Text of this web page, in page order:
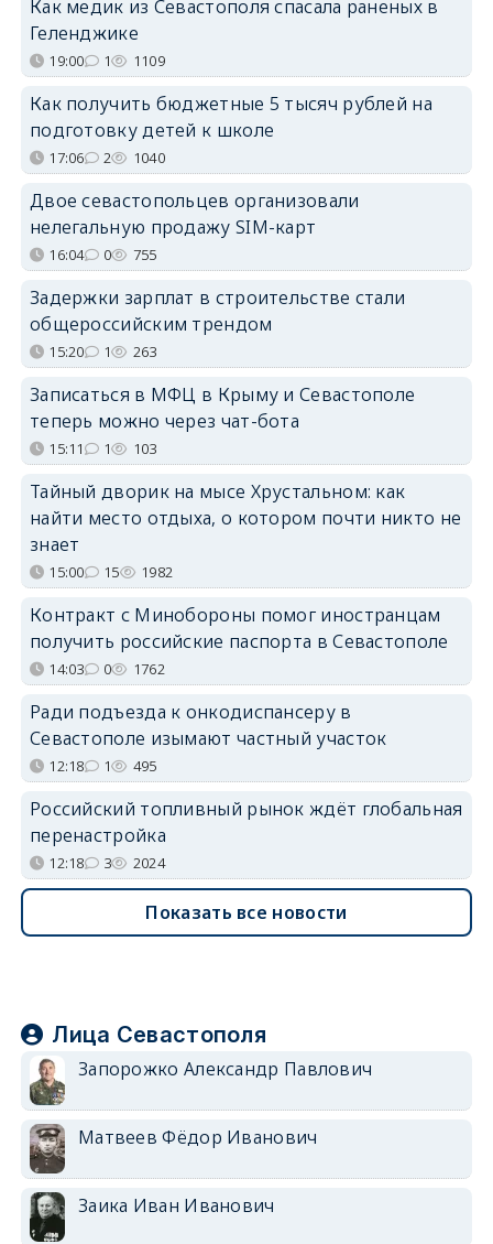
Как медик из Севастополя спасала раненых в
Геленджике
19:00 1 1109
Как получить бюджетные 5 тысяч рублей на
подготовку детей к школе
17:06 2 1040
Двое севастопольцев организовали
нелегальную продажу SIM-карт
16:04 0 755
Задержки зарплат в строительстве стали
общероссийским трендом
15:20 1 263
Записаться в МФЦ в Крыму и Севастополе
теперь можно через чат-бота
15:11 1 103
Тайный дворик на мысе Хрустальном: как
найти место отдыха, о котором почти никто не
знает
15:00 15 1982
Контракт с Минобороны помог иностранцам
получить российские паспорта в Севастополе
14:03 0 1762
Ради подъезда к онкодиспансеру в
Севастополе изымают частный участок
12:18 1 495
Российский топливный рынок ждёт глобальная
перенастройка
12:18 3 2024
Показать все новости
Лица Севастополя
Запорожко Александр Павлович
Матвеев Фёдор Иванович
Заика Иван Иванович